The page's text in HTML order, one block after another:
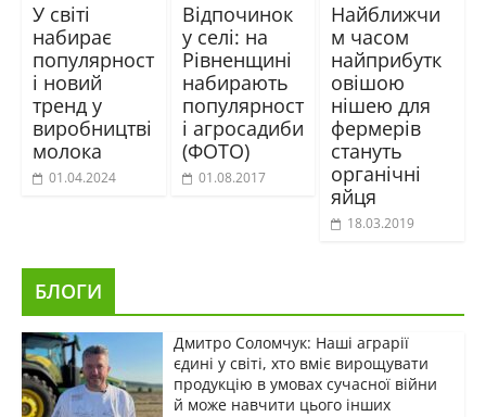
У світі
набирає
популярност
і новий
тренд у
виробництві
молока
01.04.2024
Відпочинок
у селі: на
Рівненщині
набирають
популярност
і агросадиби
(ФОТО)
01.08.2017
Найближчи
м часом
найприбутк
овішою
нішею для
фермерів
стануть
органічні
яйця
18.03.2019
БЛОГИ
Дмитро Соломчук: Наші аграрії
єдині у світі, хто вміє вирощувати
продукцію в умовах сучасної війни
й може навчити цього інших